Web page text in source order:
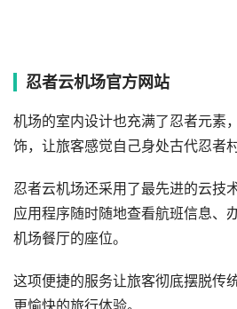
忍者云机场官方网站
机场的室内设计也充满了忍者元素
饰，让旅客感觉自己身处古代忍者村
忍者云机场还采用了最先进的云技
应用程序随时随地查看航班信息、
机场餐厅的座位。
这项便捷的服务让旅客彻底摆脱传